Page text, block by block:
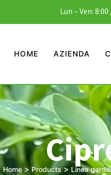
Lun – Ven:
HOME AZIENDA
Home > Products> Linea